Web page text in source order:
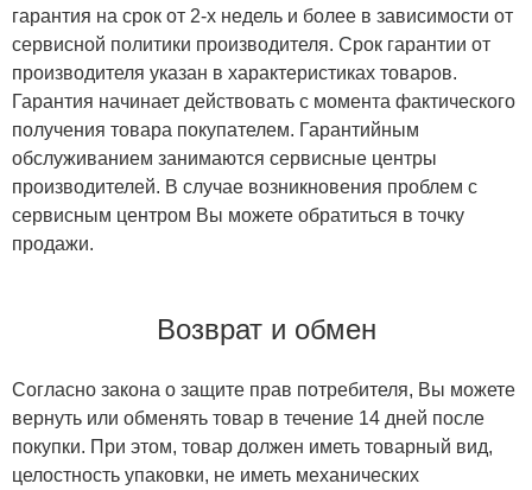
гарантия на срок от 2-х недель и более в зависимости от
сервисной политики производителя. Срок гарантии от
производителя указан в характеристиках товаров.
Гарантия начинает действовать с момента фактического
получения товара покупателем. Гарантийным
обслуживанием занимаются сервисные центры
производителей. В случае возникновения проблем с
сервисным центром Вы можете обратиться в точку
продажи.
Возврат и обмен
Согласно закона о защите прав потребителя, Вы можете
вернуть или обменять товар в течение 14 дней после
покупки. При этом, товар должен иметь товарный вид,
целостность упаковки, не иметь механических